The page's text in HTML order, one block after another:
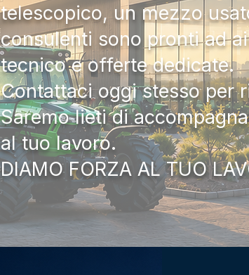
telescopico, un mezzo
consulenti sono pronti ad
tecnico e offerte dedicate.
Contattaci oggi stesso per
Saremo lieti di
al tuo lavoro.
DIAMO FORZA AL TUO